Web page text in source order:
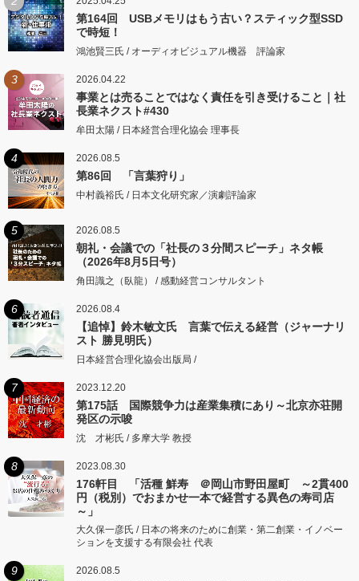
第164回 USBメモリはもう古い？スティック型SSD
で時短！
鴻池賢三氏 / オーディオビジュアル機器 評論家
3 2026.04.22
事業とは売ることではなく責任を引き受けること｜社
長業ネクスト#430
牟田太陽 / 日本経営合理化協会 理事長
4 2026.08.5
第86回 「言葉狩り」
中村義裕氏 / 日本文化研究家／演劇評論家
5 2026.08.5
朝礼・会議での「社長の３分間スピーチ」ネタ帳
（2026年8月5日号）
角田識之（臥龍） / 感動経営コンサルタント
6 2026.08.4
【追悼】鈴木敏文氏 言葉で伝える経営（ジャーナリ
スト 勝見明氏）
日本経営合理化協会出版局 /
7 2023.12.20
第175話 国際競争力は産業集積にあり～北京亦荘開
発区の示唆
沈 才彬氏 / 多摩大学 教授
8 2023.08.30
176軒目 「活種 鮮寿 ＠岡山市野田屋町 ～2貫400
円（税別）でおまかせ一本で経営する異色の寿司店
～」
大久保一彦氏 / 日本の将来のために創業・第二創業・イノベー
ションを支援する有限会社 代表
9 2026.08.5